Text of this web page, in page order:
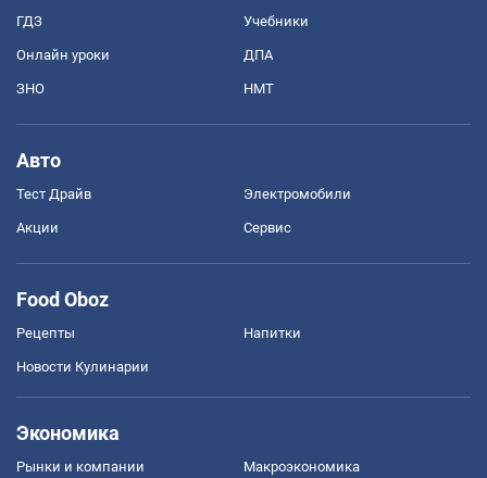
ГДЗ Учебники
Онлайн уроки ДПА
ЗНО НМТ
Авто
Тест Драйв Электромобили
Акции Сервис
Food Oboz
Рецепты Напитки
Новости Кулинарии
Экономика
Рынки и компании Mакроэкономика